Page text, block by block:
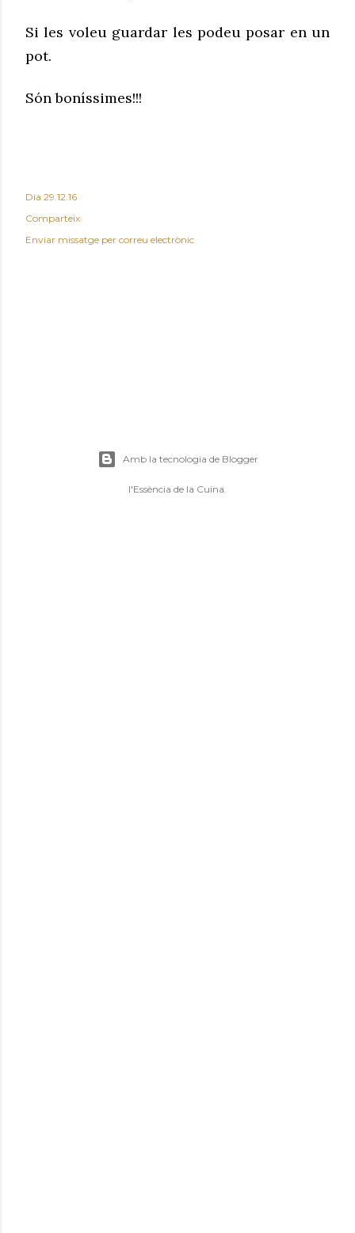
Si les voleu guardar les podeu posar en un
pot.
Són boníssimes!!!
Dia 29.12.16
Comparteix
Enviar missatge per correu electrònic
Amb la tecnologia de Blogger
l'Essència de la Cuina.